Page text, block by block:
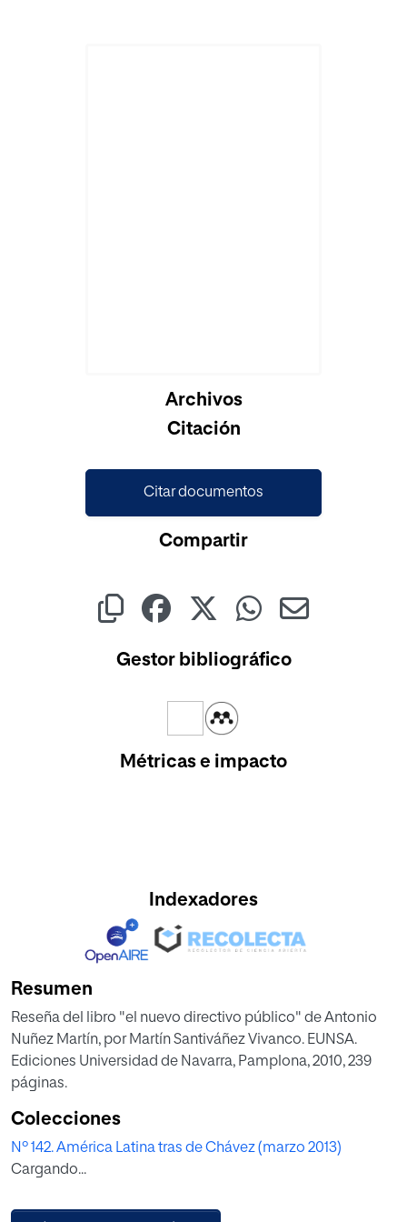
Archivos
Citación
Citar documentos
Compartir
Gestor bibliográfico
Métricas e impacto
Indexadores
Resumen
Reseña del libro "el nuevo directivo público" de Antonio
Nuñez Martín, por Martín Santiváñez Vivanco. EUNSA.
Ediciones Universidad de Navarra, Pamplona, 2010, 239
páginas.
Colecciones
Nº 142. América Latina tras de Chávez (marzo 2013)
Cargando...